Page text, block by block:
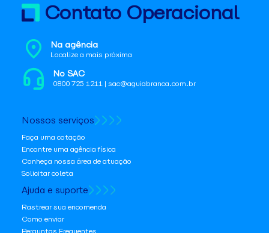
Contato Operacional
Na agência
Localize a mais próxima
No SAC
0800 725 1211 | sac@aguiabranca.com.br
Nossos serviços
Faça uma cotação
Encontre uma agência física
Conheça nossa área de atuação
Solicitar coleta
Ajuda e suporte
Rastrear sua encomenda
Como enviar
Perguntas Frequentes